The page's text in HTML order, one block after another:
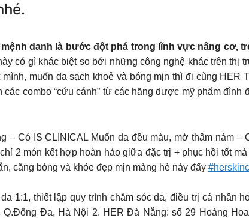
danh là bước đột phá trong lĩnh vực nâng cơ,
có gì khác biệt so bới những công nghệ khác trên
muốn da sạch khoẻ và bóng mịn thì đi cùng HER
combo “cứu cánh” từ các hãng dược mỹ phẩm
– Có IS CLINICAL Muốn da đều màu, mờ thâm nám
2 món kết hợp hoàn hảo giữa đặc trị + phục hồi tốt
căng bóng và khỏe đẹp mịn màng hè này đấy
1:1, thiết lập quy trình chăm sóc da, điều trị cá nhân
Đa, Hà Nội 2. HER Đà Nẵng: số 29 Hoàng